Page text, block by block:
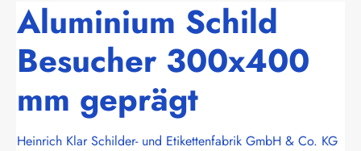
Aluminium Schild
Besucher 300x400
mm geprägt
Heinrich Klar Schilder- und Etikettenfabrik GmbH & Co. KG